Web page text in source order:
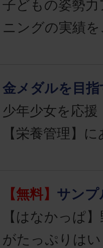
子どもの姿勢
ニングの実績
金メダルを目指
少年少女を応
【栄養管理】
【無料】 サンプ
【はなかっぱ
がたっぷりは